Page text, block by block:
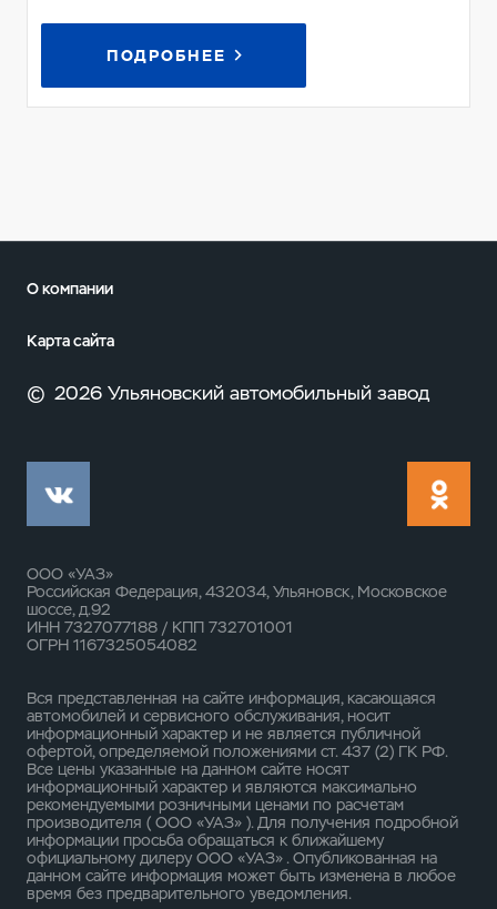
ПОДРОБНЕЕ
О компании
Карта сайта
© 2026 Ульяновский автомобильный завод
ООО «УАЗ»
Российская Федерация, 432034, Ульяновск, Московское
шоссе, д.92
ИНН 7327077188 / КПП 732701001
ОГРН 1167325054082
Вся представленная на сайте информация, касающаяся
автомобилей и сервисного обслуживания, носит
информационный характер и не является публичной
офертой, определяемой положениями ст. 437 (2) ГК РФ.
Все цены указанные на данном сайте носят
информационный характер и являются максимально
рекомендуемыми розничными ценами по расчетам
производителя ( ООО «УАЗ» ). Для получения подробной
информации просьба обращаться к ближайшему
официальному дилеру ООО «УАЗ» . Опубликованная на
данном сайте информация может быть изменена в любое
время без предварительного уведомления.